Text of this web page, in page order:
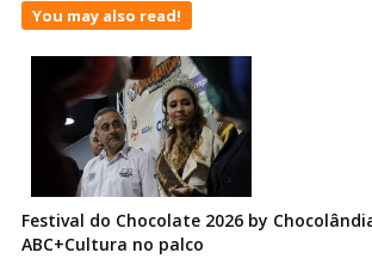
You may also read!
Festival do Chocolate 2026 by
ABC+Cultura no palco